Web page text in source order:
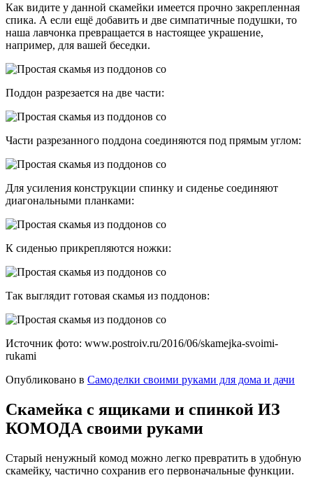
Как видите у данной скамейки имеется прочно закрепленная
спика. А если ещё добавить и две симпатичные подушки, то
наша лавчонка превращается в настоящее украшение,
например, для вашей беседки.
Поддон разрезается на две части:
Части разрезанного поддона соединяются под прямым углом:
Для усиления конструкции спинку и сиденье соединяют
диагональными планками:
К сиденью прикрепляются ножки:
Так выглядит готовая скамья из поддонов:
Источник фото: www.postroiv.ru/2016/06/skamejka-svoimi-
rukami
Опубликовано в Самоделки своими руками для дома и дачи
Скамейка с ящиками и спинкой ИЗ
КОМОДА своими руками
Старый ненужный комод можно легко превратить в удобную
скамейку, частично сохранив его первоначальные функции.